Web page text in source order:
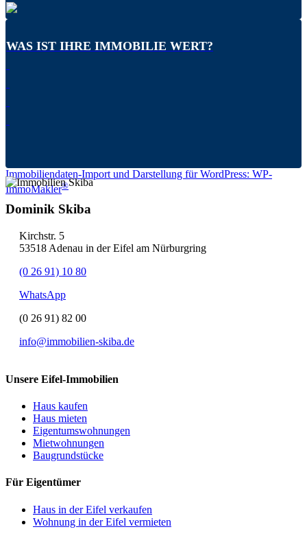
WAS IST IHRE IMMOBILIE WERT?
Immobiliendaten-Import und Darstellung für WordPress: WP-
ImmoMakler®
Dominik Skiba
Kirchstr. 5
53518 Adenau in der Eifel am Nürburgring
(0 26 91) 10 80
WhatsApp
(0 26 91) 82 00
info@immobilien-skiba.de
Unsere Eifel-Immobilien
Haus kaufen
Haus mieten
Eigentumswohnungen
Mietwohnungen
Baugrundstücke
Für Eigentümer
Haus in der Eifel verkaufen
Wohnung in der Eifel vermieten